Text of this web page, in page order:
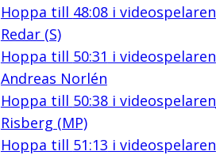
Hoppa till 48:08i videospelaren
Redar (S)
Hoppa till 50:31 i videospelaren
Andreas Norlén
Hoppa till 50:38i videospelaren
Risberg (MP)
Hoppa till 51:13 i videospelaren